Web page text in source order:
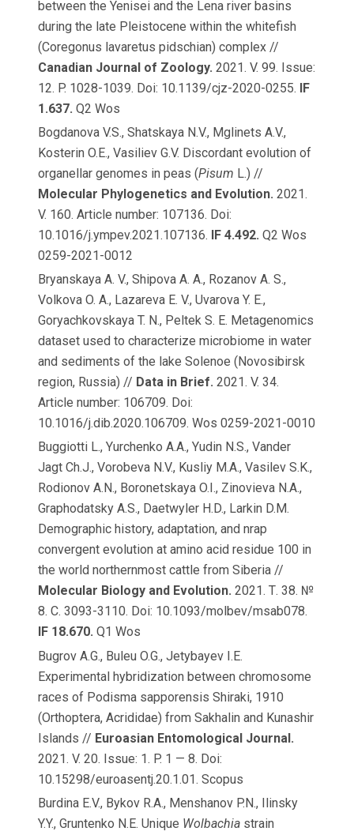
between the Yenisei and the Lena river basins
during the late Pleistocene within the whitefish
(Coregonus lavaretus pidschian) complex //
Canadian Journal of Zoology. 2021. V. 99. Issue:
12. P. 1028-1039. Doi: 10.1139/cjz-2020-0255. IF
1.637. Q2 Wos
Bogdanova V.S., Shatskaya N.V., Mglinets A.V.,
Kosterin O.E., Vasiliev G.V. Discordant evolution of
organellar genomes in peas (Pisum L.) //
Molecular Phylogenetics and Evolution. 2021.
V. 160. Article number: 107136. Doi:
10.1016/j.ympev.2021.107136. IF 4.492. Q2 Wos
0259-2021-0012
Bryanskaya A. V., Shipova A. A., Rozanov A. S.,
Volkova O. A., Lazareva E. V., Uvarova Y. E.,
Goryachkovskaya T. N., Peltek S. E. Metagenomics
dataset used to characterize microbiome in water
and sediments of the lake Solenoe (Novosibirsk
region, Russia) // Data in Brief. 2021. V. 34.
Article number: 106709. Doi:
10.1016/j.dib.2020.106709. Wos 0259-2021-0010
Buggiotti L., Yurchenko A.A., Yudin N.S., Vander
Jagt Ch.J., Vorobeva N.V., Kusliy M.A., Vasilev S.K.,
Rodionov A.N., Boronetskaya O.I., Zinovieva N.A.,
Graphodatsky A.S., Daetwyler H.D., Larkin D.M.
Demographic history, adaptation, and nrap
convergent evolution at amino acid residue 100 in
the world northernmost cattle from Siberia //
Molecular Biology and Evolution. 2021. Т. 38. №
8. С. 3093-3110. Doi: 10.1093/molbev/msab078.
IF 18.670. Q1 Wos
Bugrov A.G., Buleu O.G., Jetybayev I.E.
Experimental hybridization between chromosome
races of Podisma sapporensis Shiraki, 1910
(Orthoptera, Acrididae) from Sakhalin and Kunashir
Islands // Euroasian Entomological Journal.
2021. V. 20. Issue: 1. P. 1 — 8. Doi:
10.15298/euroasentj.20.1.01. Scopus
Burdina E.V., Bykov R.A., Menshanov P.N., Ilinsky
Y.Y., Gruntenko N.E. Unique Wolbachia strain